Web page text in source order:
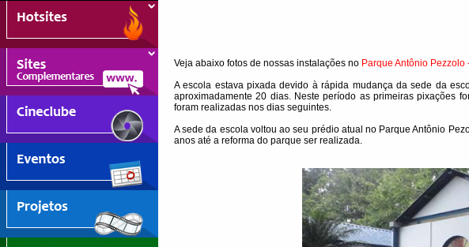
Veja abaixo fotos de nossas instalações no Parque Antônio
A escola estava pixada devido à rápida mudança da sede da
aproximadamente 20 dias. Neste período as primeiras pixações
foram realizadas nos dias seguintes.
A sede da escola voltou ao seu prédio atual no Parque Antônio
anos até a reforma do parque ser realizada.